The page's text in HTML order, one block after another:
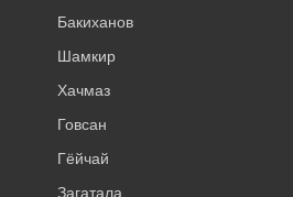
Бакиханов
Шамкир
Хачмаз
Говсан
Гёйчай
Загатала